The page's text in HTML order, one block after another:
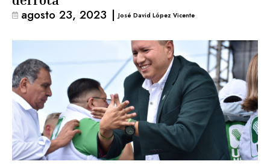
agosto 23, 2023 | José David López Vicente